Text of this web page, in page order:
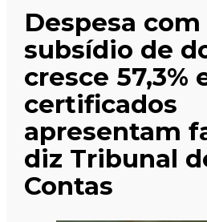
Despesa com
subsídio de
cresce 57,3%
certificados
apresentam
diz Tribunal
Contas